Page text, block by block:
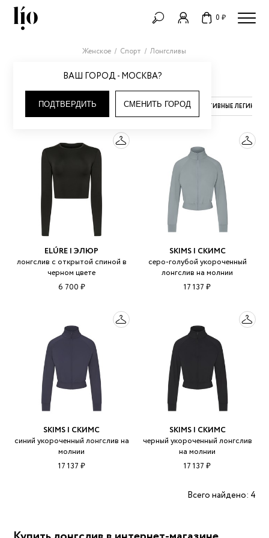
0 ₽
ВАШ ГОРОД - МОСКВА?
ПОДТВЕРДИТЬ СМЕНИТЬ ГОРОД
Женское Спорт Лонгсливы
ЛОНГСЛИВЫ
СПОРТИВНЫЕ КОМБИНЕЗОНЫ СПОРТИВНЫЕ ЛЕГИНСЫ
ELÚRE | ЭЛЮР
лонгслив с открытой спиной в
черном цвете
6 700 ₽
SKIMS | СКИМС
серо-голубой укороченный
лонгслив на молнии
17 137 ₽
SKIMS | СКИМС
синий укороченный лонгслив на
молнии
17 137 ₽
SKIMS | СКИМС
черный укороченный лонгслив
на молнии
17 137 ₽
Всего найдено: 4